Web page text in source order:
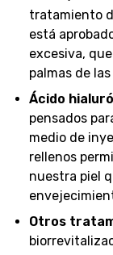
tratamiento
está
excesiva,
palmas de
Ácido
pensados
medio de
rellenos
nuestra piel
Otros